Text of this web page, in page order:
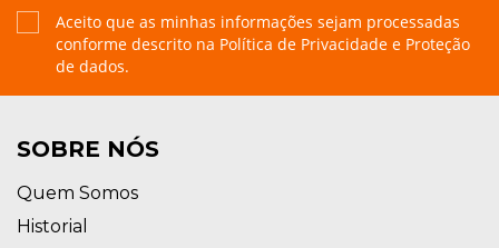
Aceito que as minhas informações sejam processadas
conforme descrito na Política de Privacidade e Proteção
de dados.
SOBRE NÓS
Quem Somos
Historial